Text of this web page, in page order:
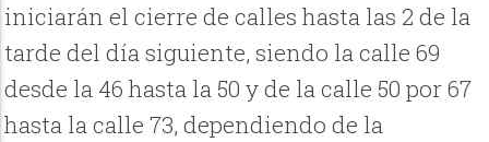
iniciarán el cierre de calles hasta las 2 de la
tarde del día siguiente, siendo la calle 69
desde la 46 hasta la 50 y de la calle 50 por 67
hasta la calle 73, dependiendo de la